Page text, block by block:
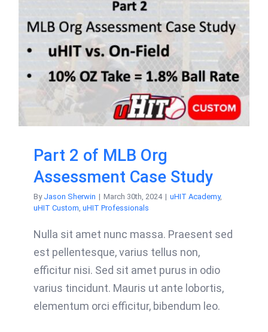
Part 2 of MLB Org
Assessment Case Study
By Jason Sherwin | March 30th, 2024 | uHIT Academy,
uHIT Custom uHIT Professionals
Nulla sit amet nunc massa. Praesent sed
est pellentesque, varius tellus non,
efficitur nisi. Sed sit amet purus in odio
varius tincidunt. Mauris ut ante lobortis,
elementum orci efficitur, bibendum leo.